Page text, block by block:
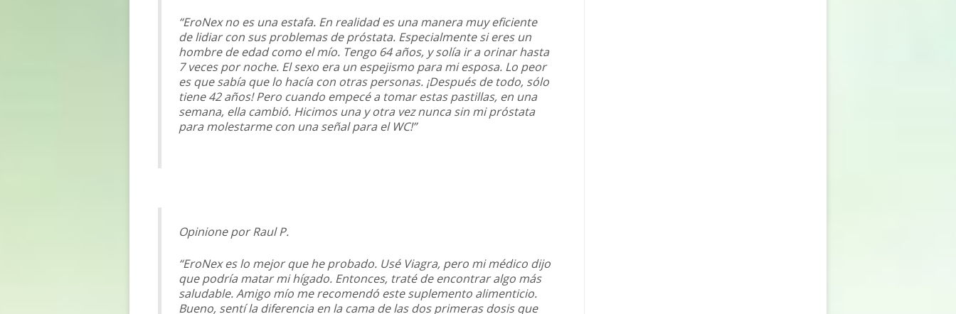
“EroNex no es una estafa. En realidad es una manera muy eficiente
de lidiar con sus problemas de próstata. Especialmente si eres un
hombre de edad como el mío. Tengo 64 años, y solía ir a orinar hasta
7 veces por noche. El sexo era un espejismo para mi esposa. Lo peor
es que sabía que lo hacía con otras personas. ¡Después de todo, sólo
tiene 42 años! Pero cuando empecé a tomar estas pastillas, en una
semana, ella cambió. Hicimos una y otra vez nunca sin mi próstata
para molestarme con una señal para el WC!”
Opinione por Raul P.
“EroNex es lo mejor que he probado. Usé Viagra, pero mi médico dijo
que podría matar mi hígado. Entonces, traté de encontrar algo más
saludable. Amigo mío me recomendó este suplemento alimenticio.
Bueno, sentí la diferencia en la cama de las dos primeras dosis que